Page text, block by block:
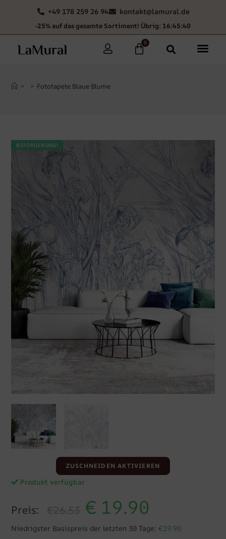
+49 178 259 26 94 kontakt@lamural.de
-25% auf das gesamte Sortiment! Übrig: 16:45:39
0
> > Fototapete Blaue Blume
BEFÖRDERUNG!
ZUSCHNEIDEN AKTIVIEREN
Produkt verfügbar
Preis: €26.53 € 19.90
Niedrigster Basispreis der letzten 30 Tage: €19.90